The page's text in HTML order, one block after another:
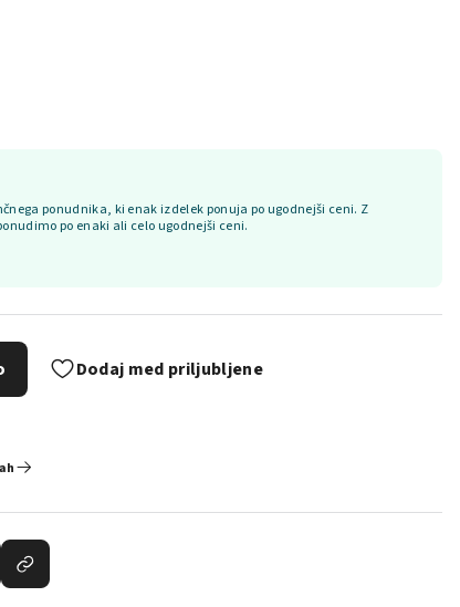
ponudnika, ki enak izdelek ponuja po ugodnejši ceni. Z
po enaki ali celo ugodnejši ceni.
Dodaj med priljubljene